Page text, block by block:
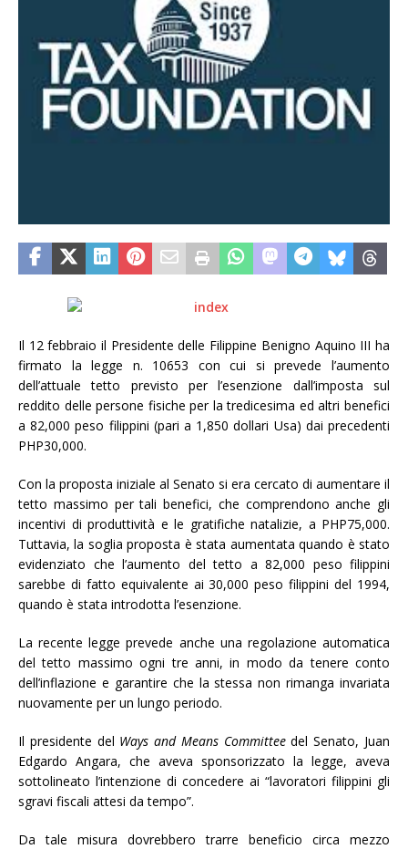
Il 12 febbraio il Presidente delle Filippine Benigno Aquino III ha
firmato la legge n. 10653 con cui si prevede l’aumento
dell’attuale tetto previsto per l’esenzione dall’imposta sul
reddito delle persone fisiche per la tredicesima ed altri benefici
a 82,000 peso filippini (pari a 1,850 dollari Usa) dai precedenti
PHP30,000.
Con la proposta iniziale al Senato si era cercato di aumentare il
tetto massimo per tali benefici, che comprendono anche gli
incentivi di produttività e le gratifiche natalizie, a PHP75,000.
Tuttavia, la soglia proposta è stata aumentata quando è stato
evidenziato che l’aumento del tetto a 82,000 peso filippini
sarebbe di fatto equivalente ai 30,000 peso filippini del 1994,
quando è stata introdotta l’esenzione.
La recente legge prevede anche una regolazione automatica
del tetto massimo ogni tre anni, in modo da tenere conto
dell’inflazione e garantire che la stessa non rimanga invariata
nuovamente per un lungo periodo.
Il presidente del Ways and Means Committeedel Senato, Juan
Edgardo Angara, che aveva sponsorizzato la legge, aveva
sottolineato l’intenzione di concedere ai “lavoratori filippini gli
sgravi fiscali attesi da tempo”.
Da tale misura dovrebbero trarre beneficio circa mezzo